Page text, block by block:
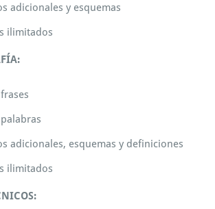
adicionales y esquemas
ilimitados‬
adicionales, esquemas y definiciones
ilimitados‬